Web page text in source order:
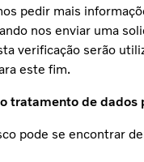
pedir mais
nos enviar uma
verificação serão
este fim.
tratamento de dados
pode se encontrar